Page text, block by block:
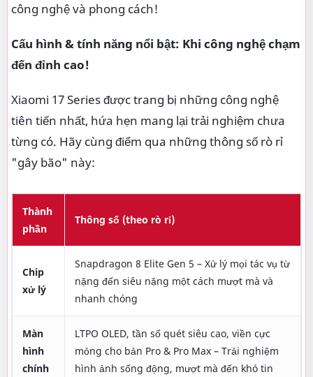
công nghệ và phong cách!
Cấu hình & tính năng nổi bật: Khi công nghệ chạm
đến đỉnh cao!
Xiaomi 17 Series được trang bị những công nghệ
tiên tiến nhất, hứa hẹn mang lại trải nghiệm chưa
từng có. Hãy cùng điểm qua những thông số rò rỉ
"gây bão" này:
Thành
phần
Thông số (theo rò rỉ)
Chip
xử lý
Snapdragon 8 Elite Gen 5 – Xử lý mọi tác vụ từ
nặng đến siêu nặng một cách mượt mà và
nhanh chóng
Màn
hình
chính
LTPO OLED, tần số quét siêu cao, viền cực
mỏng cho bản Pro & Pro Max – Trải nghiệm
hình ảnh sống động, mượt mà đến khó tin